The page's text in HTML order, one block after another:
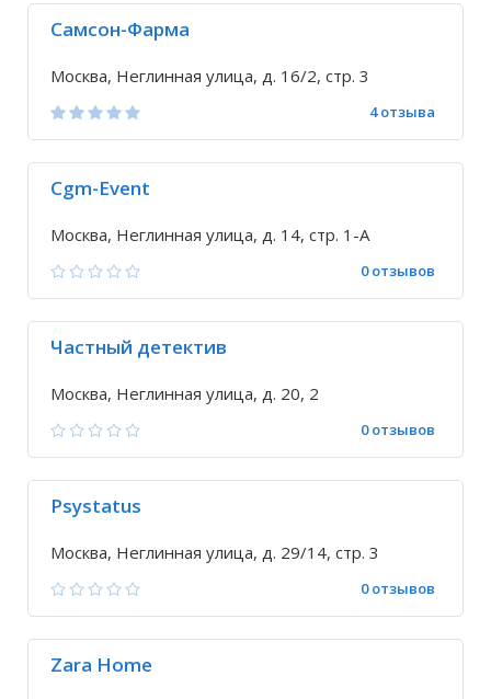
Самсон-Фарма
Москва, Неглинная улица, д. 16/2, стр. 3
4 отзыва
Cgm-Event
Москва, Неглинная улица, д. 14, стр. 1-А
0 отзывов
Частный детектив
Москва, Неглинная улица, д. 20, 2
0 отзывов
Psystatus
Москва, Неглинная улица, д. 29/14, стр. 3
0 отзывов
Zara Home